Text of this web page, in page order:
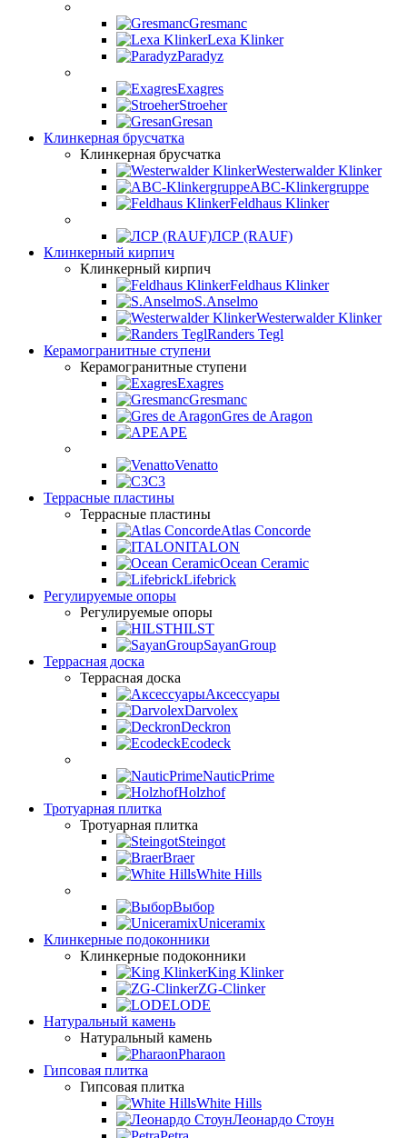
Gresmanc
Lexa Klinker
Paradyz
Exagres
Stroeher
Gresan
Клинкерная брусчатка
Клинкерная брусчатка
Westerwalder Klinker
ABC-Klinkergruppe
Feldhaus Klinker
ЛСР (RAUF)
Клинкерный кирпич
Клинкерный кирпич
Feldhaus Klinker
S.Anselmo
Westerwalder Klinker
Randers Tegl
Керамогранитные ступени
Керамогранитные ступени
Exagres
Gresmanc
Gres de Aragon
APE
Venatto
C3
Террасные пластины
Террасные пластины
Atlas Concorde
ITALON
Ocean Ceramic
Lifebrick
Регулируемые опоры
Регулируемые опоры
HILST
SayanGroup
Террасная доска
Террасная доска
Аксессуары
Darvolex
Deckron
Ecodeck
NauticPrime
Holzhof
Тротуарная плитка
Тротуарная плитка
Steingot
Braer
White Hills
Выбор
Uniceramix
Клинкерные подоконники
Клинкерные подоконники
King Klinker
ZG-Clinker
LODE
Натуральный камень
Натуральный камень
Pharaon
Гипсовая плитка
Гипсовая плитка
White Hills
Леонардо Стоун